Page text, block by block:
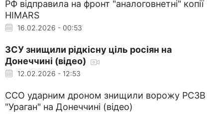
РФ відправила на фронт "аналоговнетні" копії
HIMARS
16.02.2026 - 00:53
ЗСУ знищили рідкісну ціль росіян на
Донеччині (відео)
12.02.2026 - 12:53
ССО ударним дроном знищили ворожу РСЗВ
"Ураган" на Донеччині (відео)